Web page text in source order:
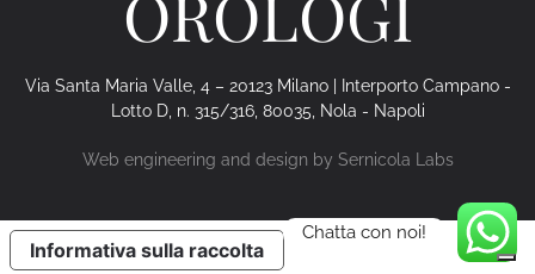
Via Santa Maria Valle, 4 – 20123 Milano | Interporto Campano -
Lotto D, n. 315/316, 80035, Nola - Napoli
Web engineering and design by Sernicola Labs
Chatta con noi!
Informativa sulla raccolta